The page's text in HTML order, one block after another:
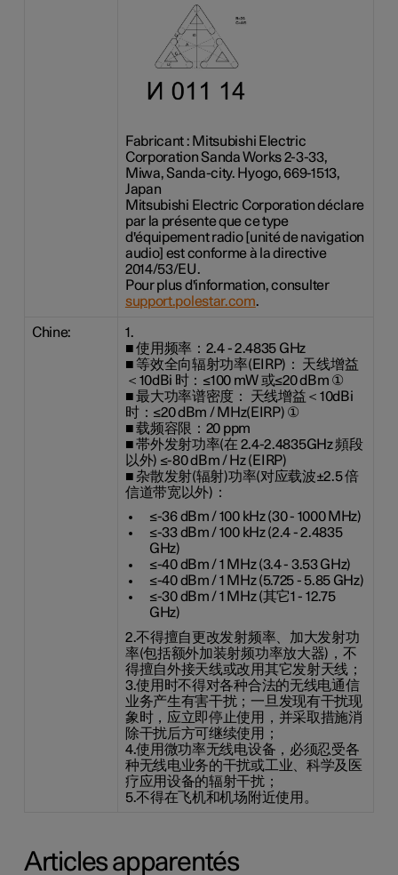
Fabricant : Mitsubishi Electric
Corporation Sanda Works 2-3-33,
Miwa, Sanda-city. Hyogo, 669-1513,
Japan
Mitsubishi Electric Corporation déclare
par la présente que ce type
d'équipement radio [unité de navigation
audio] est conforme à la directive
2014/53/EU.
Pour plus d'information, consulter
support.polestar.com.
Chine:
1.
■ 使用频率：2.4 - 2.4835 GHz
■ 等效全向辐射功率(EIRP)： 天线增益
＜10dBi 时：≤100 mW 或≤20 dBm ①
■ 最大功率谱密度： 天线增益＜10dBi
时：≤20 dBm / MHz(EIRP) ①
■ 载频容限：20 ppm
■ 帯外发射功率(在 2.4-2.4835GHz 頻段
以外) ≤-80 dBm / Hz (EIRP)
■ 杂散发射(辐射)功率(对应载波±2.5 倍
信道带宽以外)：
≤-36 dBm / 100 kHz (30 - 1000 MHz)
≤-33 dBm / 100 kHz (2.4 - 2.4835
GHz)
≤-40 dBm / 1 MHz (3.4 - 3.53 GHz)
≤-40 dBm / 1 MHz (5.725 - 5.85 GHz)
≤-30 dBm / 1 MHz (其它1 - 12.75
GHz)
2.不得擅自更改发射频率、加大发射功
率(包括额外加装射频功率放大器)，不
得擅自外接天线或改用其它发射天线；
3.使用时不得对各种合法的无线电通信
业务产生有害干扰；一旦发现有干扰现
象时，应立即停止使用，并采取措施消
除干扰后方可继续使用；
4.使用微功率无线电设备，必须忍受各
种无线电业务的干扰或工业、科学及医
疗应用设备的辐射干扰；
5.不得在飞机和机场附近使用。
Articles apparentés